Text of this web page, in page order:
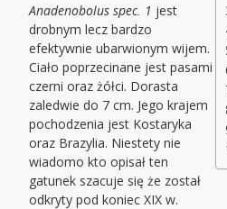
Anadenobolus spec. 1 jest
drobnym lecz bardzo
efektywnie ubarwionym wijem.
Ciało poprzecinane jest pasami
czerni oraz żółci. Dorasta
zaledwie do 7 cm. Jego krajem
pochodzenia jest Kostaryka
oraz Brazylia. Niestety nie
wiadomo kto opisał ten
gatunek szacuje się że został
odkryty pod koniec XIX w.